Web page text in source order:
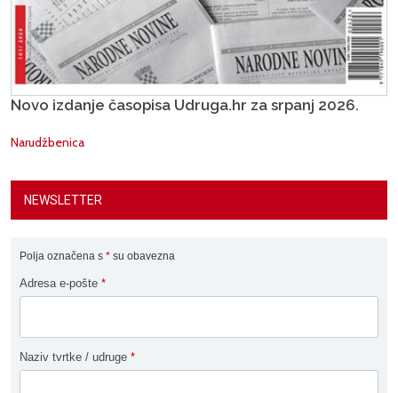
Novo izdanje časopisa Udruga.hr za srpanj 2026.
Narudžbenica
NEWSLETTER
Polja označena s * su obavezna
Adresa e-pošte *
Naziv tvrtke / udruge *